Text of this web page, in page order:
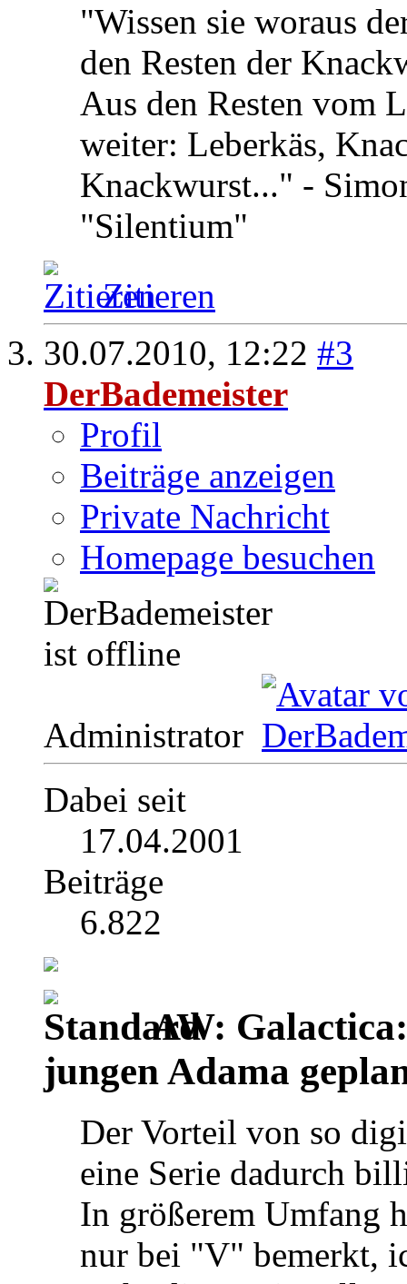
"Wissen sie woraus
den Resten der
Aus den Resten vom
weiter: Leberkäs,
Knackwurst..." -
"Silentium"
Zitieren
30.07.2010, 12:22 #3
DerBademeister
Profil
Beiträge anzeigen
Private Nachricht
Homepage besuchen
Administrator
Dabei seit
17.04.2001
Beiträge
6.822
AW:
jungen Adama
Der Vorteil von so
eine Serie dadurch
In größerem Umfang
nur bei "V" bemerkt,